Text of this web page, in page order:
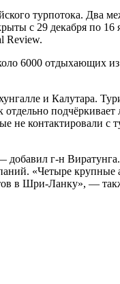
турпотока. Два
с 29 декабря по 16
Review.
6000 отдыхающих
и Калутара.
контактировали с
г-н
«Четыре
в Шри-Ланку», —